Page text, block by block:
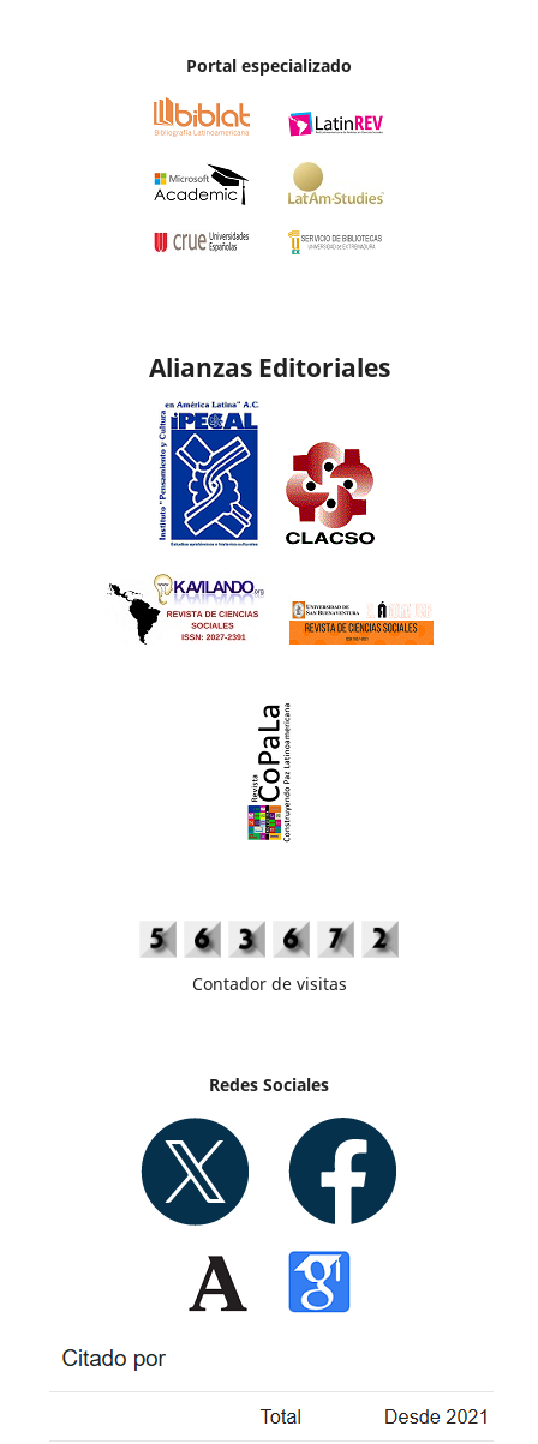
Portal especializado
Alianzas Editoriales
Contador de visitas
Redes Sociales